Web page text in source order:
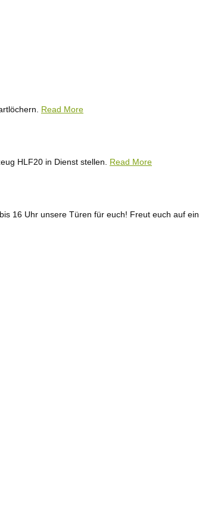
Read More
HLF20 in Dienst stellen. Read More
16 Uhr unsere Türen für euch! Freut euch auf ein